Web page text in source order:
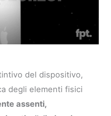
del dispositivo,
degli elementi fisici
assenti,